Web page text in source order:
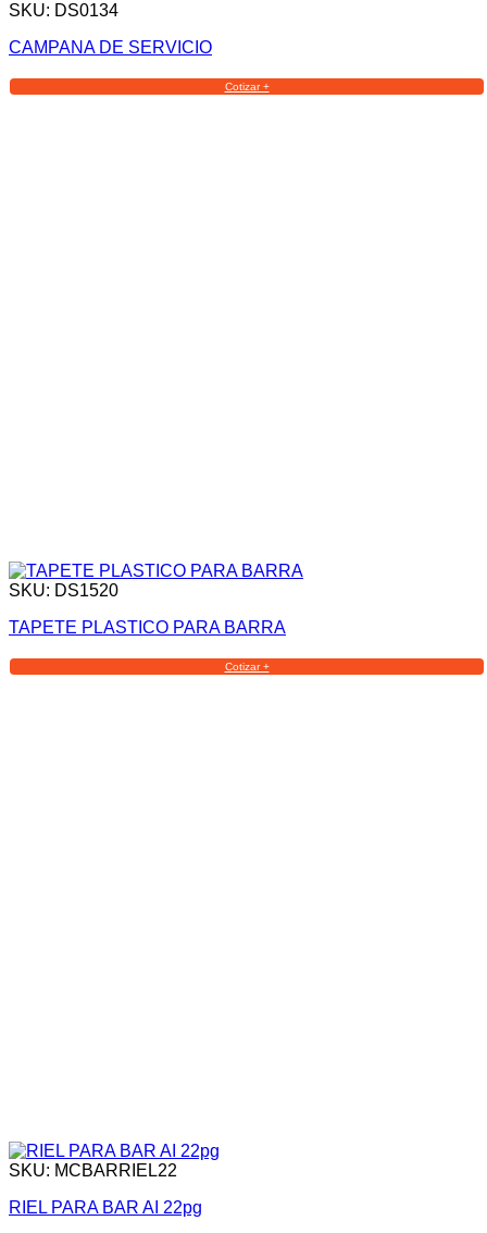
SKU: DS0134
CAMPANA DE SERVICIO
Cotizar +
SKU: DS1520
TAPETE PLASTICO PARA BARRA
Cotizar +
SKU: MCBARRIEL22
RIEL PARA BAR AI 22pg